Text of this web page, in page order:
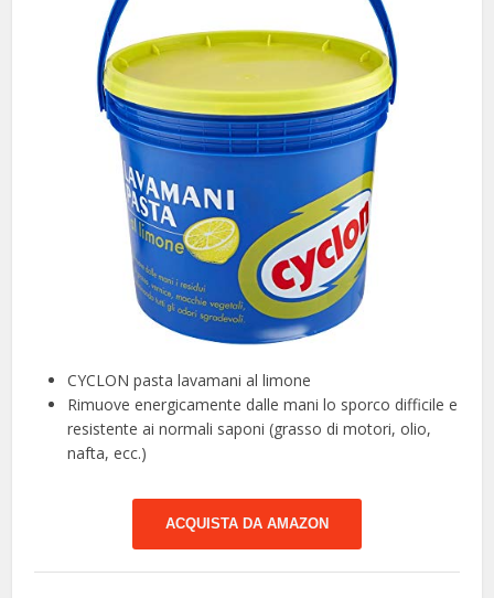
CYCLON pasta lavamani al limone
Rimuove energicamente dalle mani lo sporco difficile e
resistente ai normali saponi (grasso di motori, olio,
nafta, ecc.)
ACQUISTA DA AMAZON